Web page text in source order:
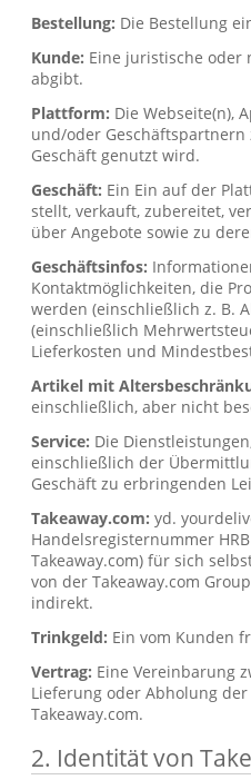
Bestellung: Die Bestellung
Kunde: Eine juristische oder
abgibt.
Plattform: Die Webseite(n),
und/oder Geschäftspartnern
Geschäft genutzt wird.
Geschäft: Ein Ein auf der
stellt, verkauft, zubereitet,
über Angebote sowie zu
Geschäftsinfos:
Kontaktmöglichkeiten, die
werden (einschließlich z. B.
(einschließlich
Lieferkosten und
Artikel mit
einschließlich, aber nicht
Service: Die
einschließlich der
Geschäft zu erbringenden
Takeaway.com: yd.
Handelsregisternummer
Takeaway.com) für sich
von der Takeaway.com
indirekt.
Trinkgeld: Ein vom Kunden
Vertrag: Eine Vereinbarung
Lieferung oder Abholung
Takeaway.com.
2. Identität von